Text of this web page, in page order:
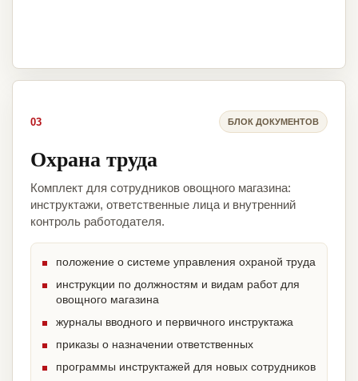
03 БЛОК ДОКУМЕНТОВ
Охрана труда
Комплект для сотрудников овощного магазина:
инструктажи, ответственные лица и внутренний
контроль работодателя.
положение о системе управления охраной труда
инструкции по должностям и видам работ для
овощного магазина
журналы вводного и первичного инструктажа
приказы о назначении ответственных
программы инструктажей для новых сотрудников